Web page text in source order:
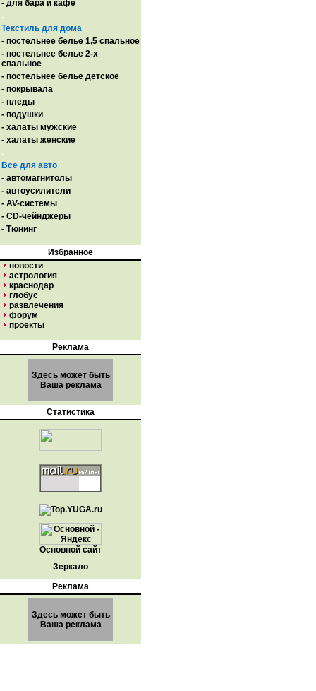
- для бара и кафе
.
Текстиль для дома
- постельнее белье 1,5 спальное
- постельнее белье 2-х
спальное
- постельнее белье детское
- покрывала
- пледы
- подушки
- халаты мужские
- халаты женские
.
Все для авто
- автомагнитолы
- автоусилители
- AV-системы
- CD-чейнджеры
- Тюнинг
Избранное
новости
астрология
краснодар
глобус
развлечения
форум
проекты
Реклама
Здесь может быть
Ваша реклама
Статистика
Основной сайт
Зеркало
Реклама
Здесь может быть
Ваша реклама